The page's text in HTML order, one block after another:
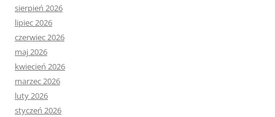
sierpień 2026
lipiec 2026
czerwiec 2026
maj 2026
kwiecień 2026
marzec 2026
luty 2026
styczeń 2026